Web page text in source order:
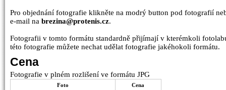
Pro objednání fotografie klikněte na modrý button pod fotografií
e-mail na brezina@protenis.cz.
Fotografii v tomto formátu standardně přijímají v kterémkoli
této fotografie můžete nechat udělat fotografie jakéhokoli formátu.
Cena
Fotografie v plném rozlišení ve formátu JPG
Foto
Cena